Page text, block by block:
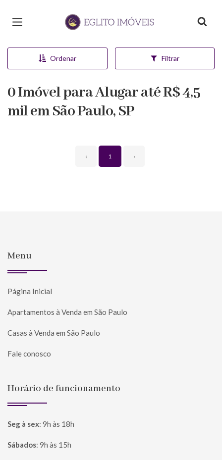
Página inicial
Ordenar Filtrar
0 Imóvel para Alugar até R$ 4,5
mil em São Paulo, SP
‹ 1 ›
Menu
Página Inicial
Apartamentos à Venda em São Paulo
Casas à Venda em São Paulo
Fale conosco
Horário de funcionamento
Seg à sex: 9h às 18h
Sábados: 9h às 15h